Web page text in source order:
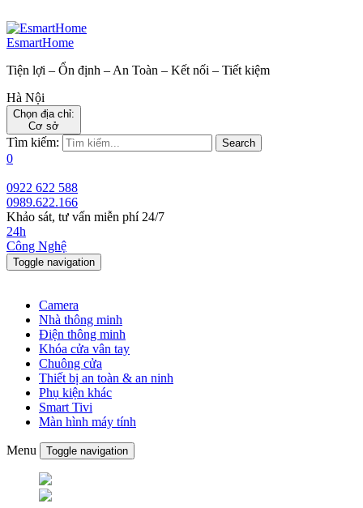
EsmartHome
Tiện lợi – Ổn định – An Toàn – Kết nối – Tiết kiệm
Hà Nội
Chọn địa chỉ:
Cơ sở
Tìm kiếm: Search
0
0922 622 588
0989.622.166
Khảo sát, tư vấn miễn phí 24/7
24h
Công Nghệ
Toggle navigation
Camera
Nhà thông minh
Điện thông minh
Khóa cửa vân tay
Chuông cửa
Thiết bị an toàn & an ninh
Phụ kiện khác
Smart Tivi
Màn hình máy tính
Menu Toggle navigation